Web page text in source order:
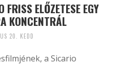
ELŐZETESE EGY
KONCENTRÁL
20. KEDD
a Sicario